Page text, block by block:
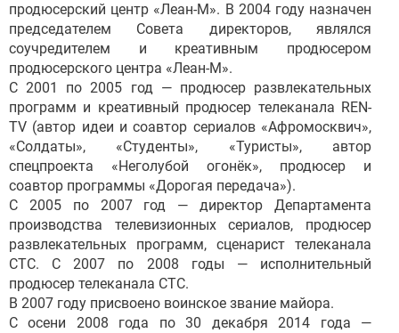
продюсерский центр «Леан-М». В 2004 году назначен
председателем Совета директоров, являлся
соучредителем и креативным продюсером
продюсерского центра «Леан-М».
С 2001 по 2005 год — продюсер развлекательных
программ и креативный продюсер телеканала REN-
TV (автор идеи и соавтор сериалов «Афромосквич»,
«Солдаты», «Студенты», «Туристы», автор
спецпроекта «Неголубой огонёк», продюсер и
соавтор программы «Дорогая передача»).
C 2005 по 2007 год — директор Департамента
производства телевизионных сериалов, продюсер
развлекательных программ, сценарист телеканала
СТС. С 2007 по 2008 годы — исполнительный
продюсер телеканала СТС.
В 2007 году присвоено воинское звание майора.
С осени 2008 года по 30 декабря 2014 года —